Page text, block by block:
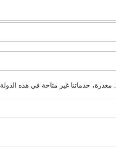
معذرة، خدماتنا غير متاحة في هذه الدولة